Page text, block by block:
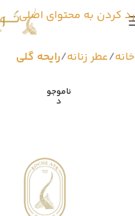
رد کردن به محتوای اصلی
خانه عطر زنانه رایحه گلی
ناموجو
د